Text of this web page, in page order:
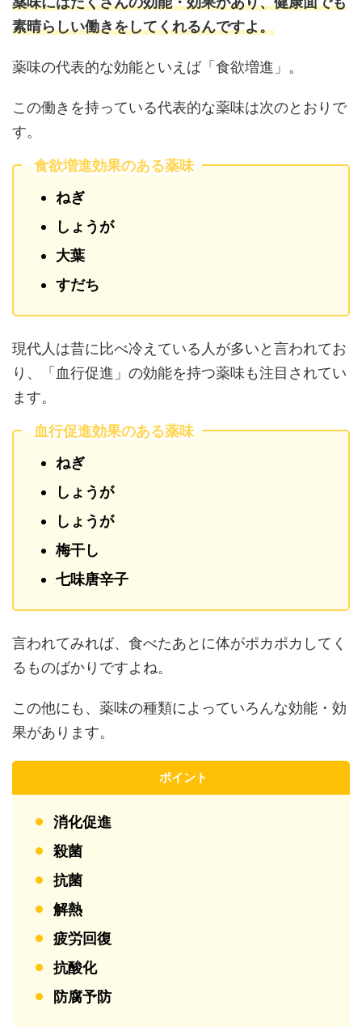
素晴らしい働きをしてくれるんですよ。
薬味の代表的な効能といえば「食欲増進」。
この働きを持っている代表的な薬味は次のとおりで
す。
食欲増進効果のある薬味
ねぎ
しょうが
大葉
すだち
現代人は昔に比べ冷えている人が多いと言われてお
り、「血行促進」の効能を持つ薬味も注目されてい
ます。
血行促進効果のある薬味
ねぎ
しょうが
しょうが
梅干し
七味唐辛子
言われてみれば、食べたあとに体がポカポカしてく
るものばかりですよね。
この他にも、薬味の種類によっていろんな効能・効
果があります。
ポイント
消化促進
殺菌
抗菌
解熱
疲労回復
抗酸化
防腐予防